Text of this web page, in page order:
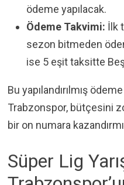
ödeme yapılacak.
Ödeme Takvimi: İlk
sezon bitmeden
ise 5 eşit taksitte
Bu yapılandırılmış
Trabzonspor, bütçesini
bir on numara
Süper Lig